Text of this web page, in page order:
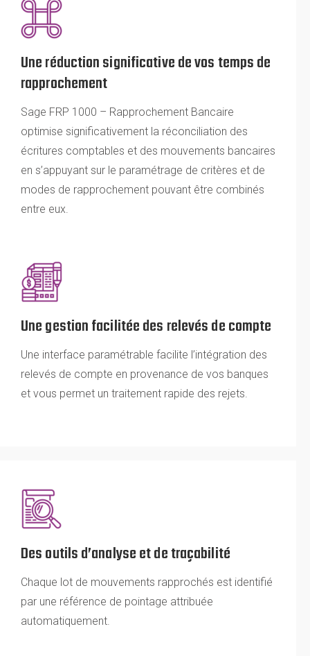
Une réduction significative de vos temps de
rapprochement
Sage FRP 1000 – Rapprochement Bancaire
optimise significativement la réconciliation des
écritures comptables et des mouvements bancaires
en s’appuyant sur le paramétrage de critères et de
modes de rapprochement pouvant être combinés
entre eux.
Une gestion facilitée des relevés de compte
Une interface paramétrable facilite l’intégration des
relevés de compte en provenance de vos banques
et vous permet un traitement rapide des rejets.
Des outils d’analyse et de traçabilité
Chaque lot de mouvements rapprochés est identifié
par une référence de pointage attribuée
automatiquement.